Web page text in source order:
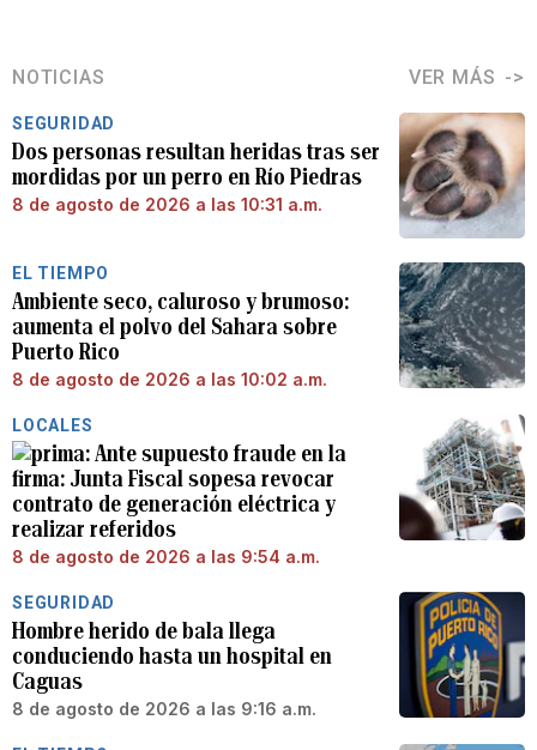
NOTICIAS VER MÁS
SEGURIDAD
Dos personas resultan heridas tras ser
mordidas por un perro en Río Piedras
8 de agosto de 2026 a las 10:31 a.m.
EL TIEMPO
Ambiente seco, caluroso y brumoso:
aumenta el polvo del Sahara sobre
Puerto Rico
8 de agosto de 2026 a las 10:02 a.m.
LOCALES
Ante supuesto fraude en la
firma: Junta Fiscal sopesa revocar
contrato de generación eléctrica y
realizar referidos
8 de agosto de 2026 a las 9:54 a.m.
SEGURIDAD
Hombre herido de bala llega
conduciendo hasta un hospital en
Caguas
8 de agosto de 2026 a las 9:16 a.m.